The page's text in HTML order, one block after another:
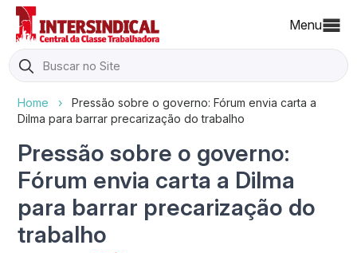
Menu
Search
for:
Home ›
Pressão sobre o governo: Fórum envia carta a
Dilma para barrar precarização do trabalho
Pressão sobre o governo:
Fórum envia carta a Dilma
para barrar precarização do
trabalho